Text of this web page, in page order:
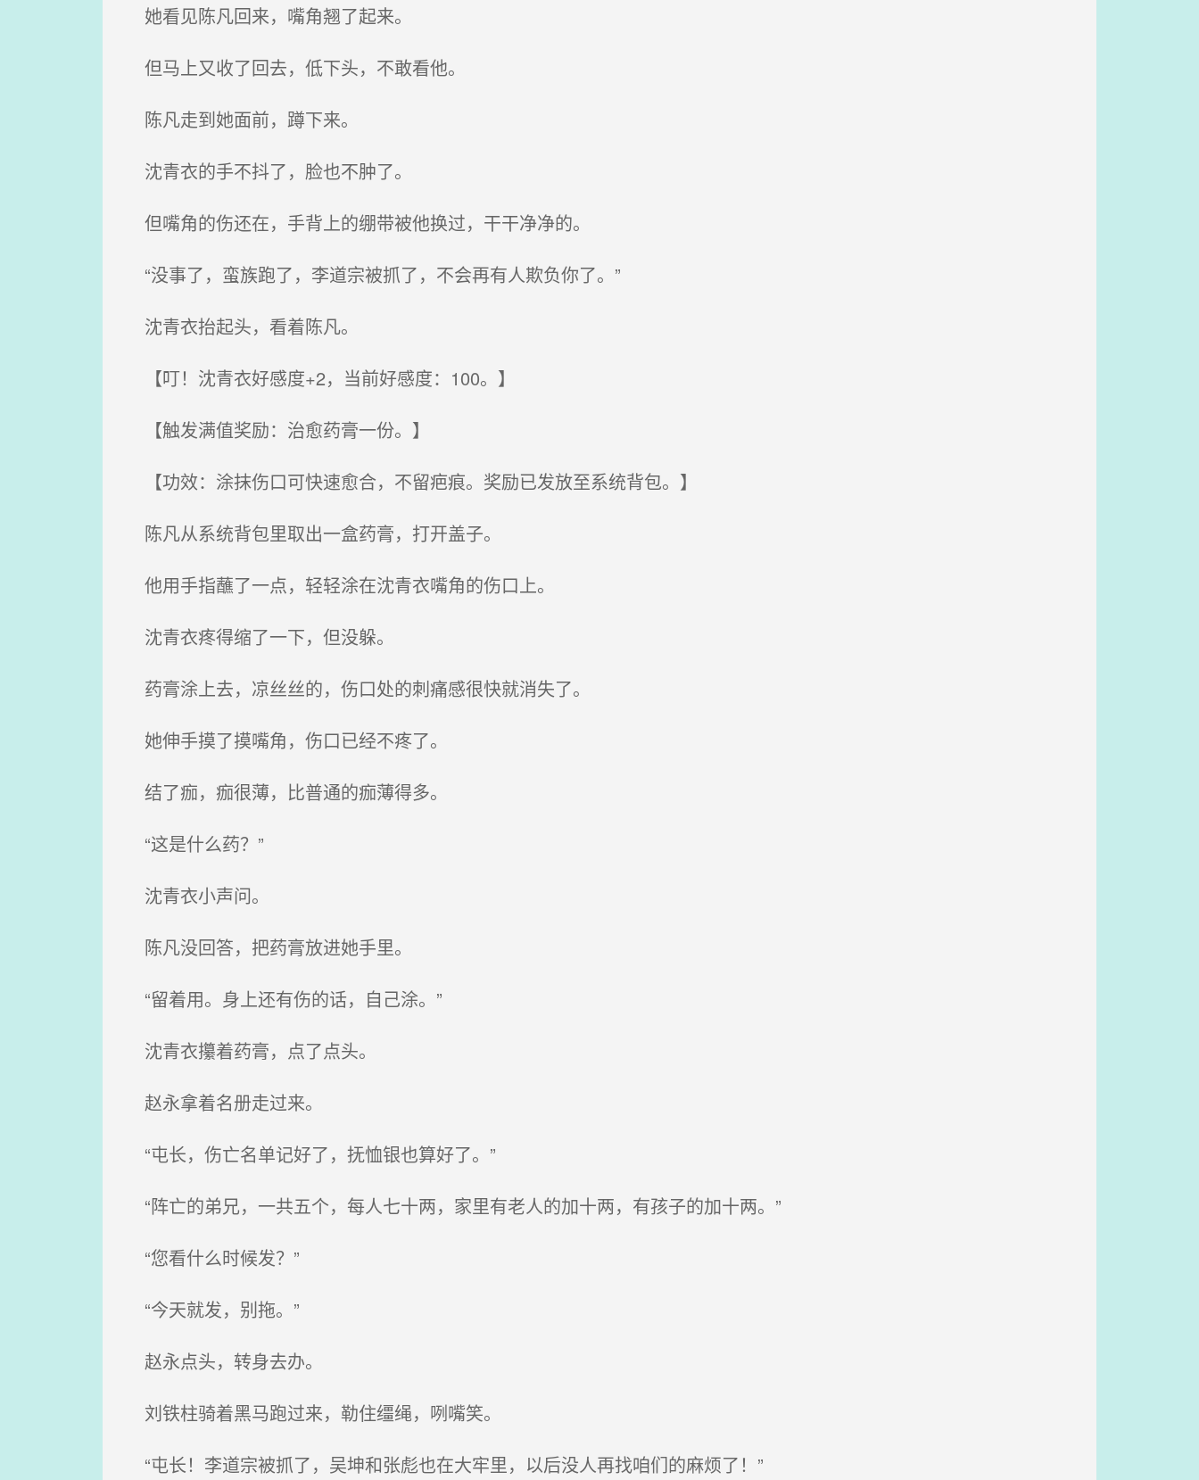
她看见陈凡回来，嘴角翘了起来。
但马上又收了回去，低下头，不敢看他。
陈凡走到她面前，蹲下来。
沈青衣的手不抖了，脸也不肿了。
但嘴角的伤还在，手背上的绷带被他换过，干干净净的。
“没事了，蛮族跑了，李道宗被抓了，不会再有人欺负你了。”
沈青衣抬起头，看着陈凡。
【叮！沈青衣好感度+2，当前好感度：100。】
【触发满值奖励：治愈药膏一份。】
【功效：涂抹伤口可快速愈合，不留疤痕。奖励已发放至系统背包。】
陈凡从系统背包里取出一盒药膏，打开盖子。
他用手指蘸了一点，轻轻涂在沈青衣嘴角的伤口上。
沈青衣疼得缩了一下，但没躲。
药膏涂上去，凉丝丝的，伤口处的刺痛感很快就消失了。
她伸手摸了摸嘴角，伤口已经不疼了。
结了痂，痂很薄，比普通的痂薄得多。
“这是什么药？”
沈青衣小声问。
陈凡没回答，把药膏放进她手里。
“留着用。身上还有伤的话，自己涂。”
沈青衣攥着药膏，点了点头。
赵永拿着名册走过来。
“屯长，伤亡名单记好了，抚恤银也算好了。”
“阵亡的弟兄，一共五个，每人七十两，家里有老人的加十两，有孩子的加十两。”
“您看什么时候发？”
“今天就发，别拖。”
赵永点头，转身去办。
刘铁柱骑着黑马跑过来，勒住缰绳，咧嘴笑。
“屯长！李道宗被抓了，吴坤和张彪也在大牢里，以后没人再找咱们的麻烦了！”